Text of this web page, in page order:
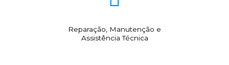
Reparação, Manutenção e
Assistência Técnica